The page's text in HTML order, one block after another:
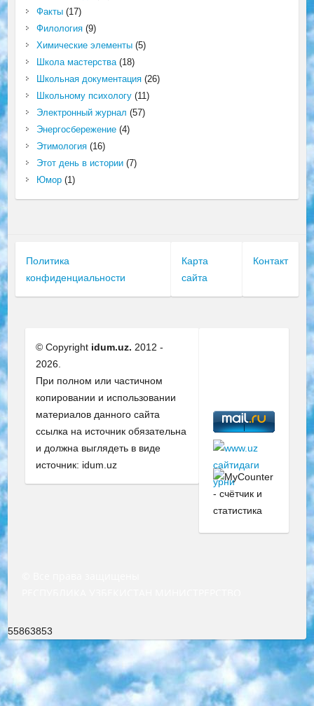
Факты(17)
Филология(9)
Химические элементы(5)
Школа мастерства(18)
Школьная документация(26)
Школьному психологу(11)
Электронный журнал (57)
Энергосбережение(4)
Этимология(16)
Этот день в истории(7)
Юмор(1)
Политика
конфиденциальности
Карта
сайта
Контакт
© Copyright idum.uz. 2012 -
2026.
При полном или частичном
копировании и использовании
материалов данного сайта
ссылка на источник обязательна
и должна выглядеть в виде
источник: idum.uz
55863853